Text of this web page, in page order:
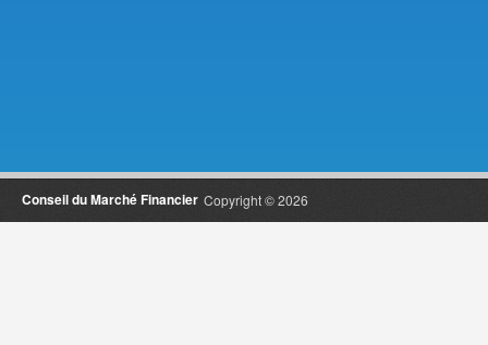
Copyright © 2026
Conseil du Marché Financier